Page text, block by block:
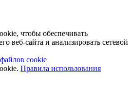
чтобы обеспечивать
веб-сайта и анализировать сетевой
cookie
Правила использования